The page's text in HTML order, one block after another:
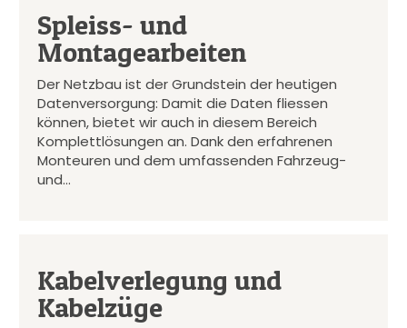
Spleiss- und
Montagearbeiten
Der Netzbau ist der Grundstein der heutigen
Datenversorgung: Damit die Daten fliessen
können, bietet wir auch in diesem Bereich
Komplettlösungen an. Dank den erfahrenen
Monteuren und dem umfassenden Fahrzeug-
und…
Kabelverlegung und
Kabelzüge